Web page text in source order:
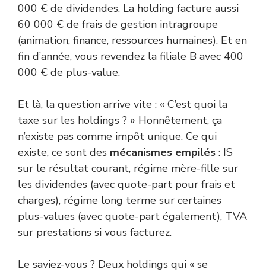
000 € de dividendes. La holding facture aussi
60 000 € de frais de gestion intragroupe
(animation, finance, ressources humaines). Et en
fin d’année, vous revendez la filiale B avec 400
000 € de plus-value.
Et là, la question arrive vite : « C’est quoi la
taxe sur les holdings ? » Honnêtement, ça
n’existe pas comme impôt unique. Ce qui
existe, ce sont des mécanismes empilés : IS
sur le résultat courant, régime mère-fille sur
les dividendes (avec quote-part pour frais et
charges), régime long terme sur certaines
plus-values (avec quote-part également), TVA
sur prestations si vous facturez.
Le saviez-vous ? Deux holdings qui « se